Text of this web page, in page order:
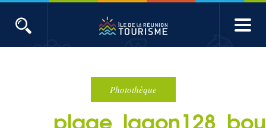
navigation
ACTUALITÉS
Produits touristiques
Photothèque